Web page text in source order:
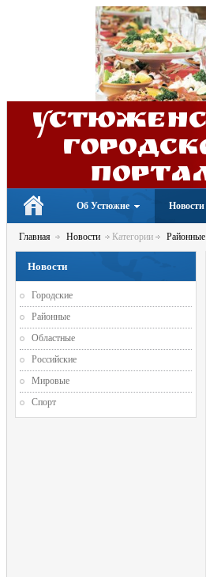
Об Устюжне Новости
Главная Новости Категории Районные
Новости
Городские
Районные
Областные
Российские
Мировые
Спорт